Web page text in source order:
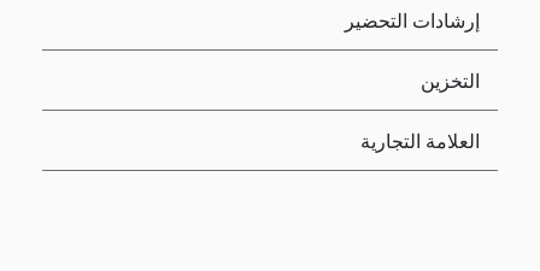
إرشادات التحضير
التخزين
العلامة التجارية